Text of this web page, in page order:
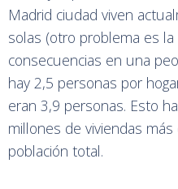
Madrid ciudad viven
solas (otro problema es
consecuencias en una
hay 2,5 personas por
eran 3,9 personas. Esto
millones de viviendas
población total.